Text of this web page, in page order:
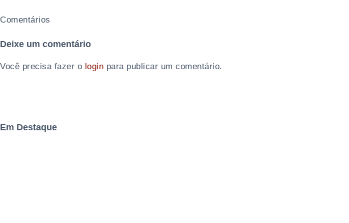
Comentários
Deixe um comentário
Você precisa fazer o login para publicar um comentário.
Em Destaque